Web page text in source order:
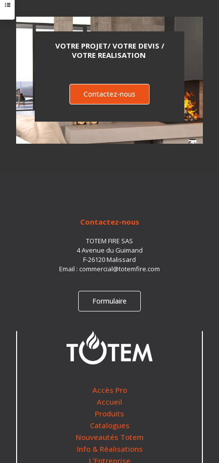
VOTRE PROJET/ VOTRE DEVIS /
VOTRE REALISATION
Contactez-nous
Contactez-nous
TOTEM FIRE SAS
4 Avenue du Guimand
F-26120 Malissard
Email : commercial@totemfire.com
Formulaire
Accès Pro
Accueil
Produits
Catalogues
Nouveautés Totem
Info & Réalisations
L’Entreprise